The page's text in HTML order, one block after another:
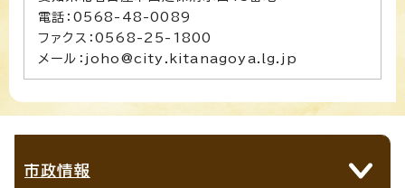
電話：0568-48-0089
ファクス：0568-25-1800
メール：joho@city.kitanagoya.lg.jp
市政情報